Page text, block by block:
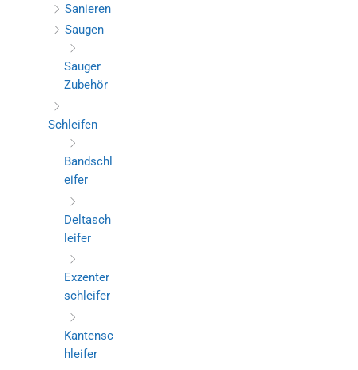
Sanieren
Saugen
Sauger
Zubehör
Schleifen
Bandschl
eifer
Deltasch
leifer
Exzenter
schleifer
Kantensc
hleifer